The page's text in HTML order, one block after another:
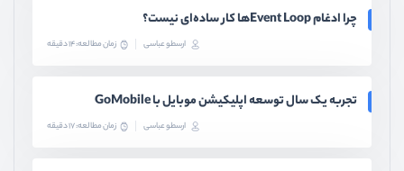
چرا ادغام Event Loopها کار ساده‌ای نیست؟
ارسطو عباسی زمان مطالعه: 14 دقیقه
تجربه یک سال توسعه اپلیکیشن موبایل با GoMobile
ارسطو عباسی زمان مطالعه: 17 دقیقه